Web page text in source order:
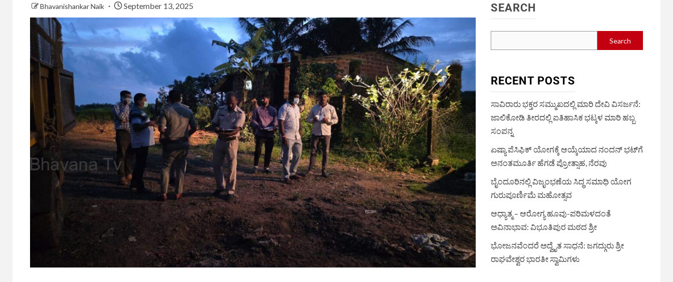
Bhavanishankar Naik September 13, 2025 SEARCH
Search
RECENT POSTS
ಸಾವಿರಾರು ಭಕ್ತರ ಸಮ್ಮುಖದಲ್ಲಿ ಮಾರಿ ದೇವಿ ವಿಸರ್ಜನೆ:
ಜಾಲಿಕೋಡಿ ತೀರದಲ್ಲಿ ಐತಿಹಾಸಿಕ ಭಟ್ಕಳ ಮಾರಿ ಹಬ್ಬ
ಸಂಪನ್ನ
ಏಷ್ಯಾ ಪೆಸಿಫಿಕ್ ಯೋಗಕ್ಕೆ ಆಯ್ಕೆಯಾದ ನಂದನ್ ಭಟ್‌ಗೆ
ಅನಂತಮೂರ್ತಿ ಹೆಗಡೆ ಪ್ರೋತ್ಸಾಹ, ನೆರವು
ಬೈಂದೂರಿನಲ್ಲಿ ವಿಜೃಂಭಣೆಯ ಸಿದ್ಧ ಸಮಾಧಿ ಯೋಗ
ಗುರುಪೂರ್ಣಿಮೆ ಮಹೋತ್ಸವ
ಆಧ್ಯಾತ್ಮ – ಆರೋಗ್ಯ ಹೂವು-ಪರಿಮಳದಂತೆ
ಅವಿನಾಭಾವ: ವಿಭೂತಿಪುರ ಮಠದ ಶ್ರೀ
ಭೋಜನವೆಂದರೆ ಅದ್ವೈತ ಸಾಧನೆ: ಜಗದ್ಗುರು ಶ್ರೀ
ರಾಘವೇಶ್ವರ ಭಾರತೀ ಸ್ವಾಮಿಗಳು